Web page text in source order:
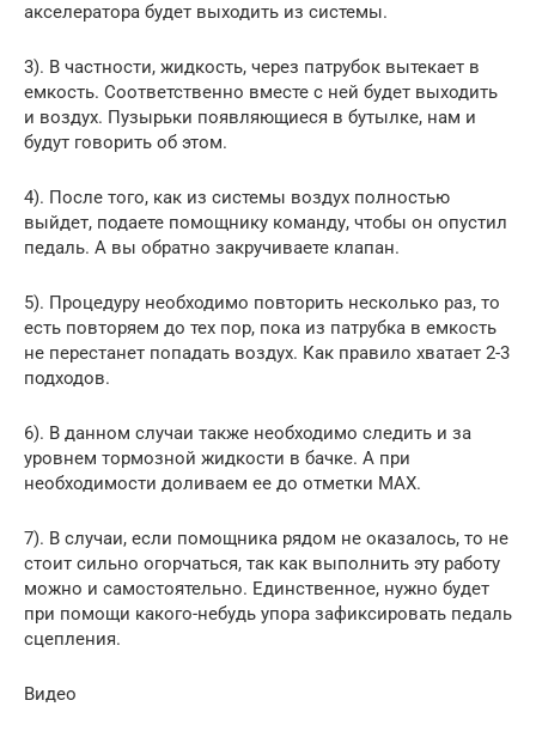
акселератора будет выходить из системы.
3). В частности, жидкость, через патрубок вытекает в
емкость. Соответственно вместе с ней будет выходить
и воздух. Пузырьки появляющиеся в бутылке, нам и
будут говорить об этом.
4). После того, как из системы воздух полностью
выйдет, подаете помощнику команду, чтобы он опустил
педаль. А вы обратно закручиваете клапан.
5). Процедуру необходимо повторить несколько раз, то
есть повторяем до тех пор, пока из патрубка в емкость
не перестанет попадать воздух. Как правило хватает 2-3
подходов.
6). В данном случаи также необходимо следить и за
уровнем тормозной жидкости в бачке. А при
необходимости доливаем ее до отметки MAX.
7). В случаи, если помощника рядом не оказалось, то не
стоит сильно огорчаться, так как выполнить эту работу
можно и самостоятельно. Единственное, нужно будет
при помощи какого-небудь упора зафиксировать педаль
сцепления.
Видео